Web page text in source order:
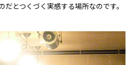
だとつくづく実感する場所なのです。